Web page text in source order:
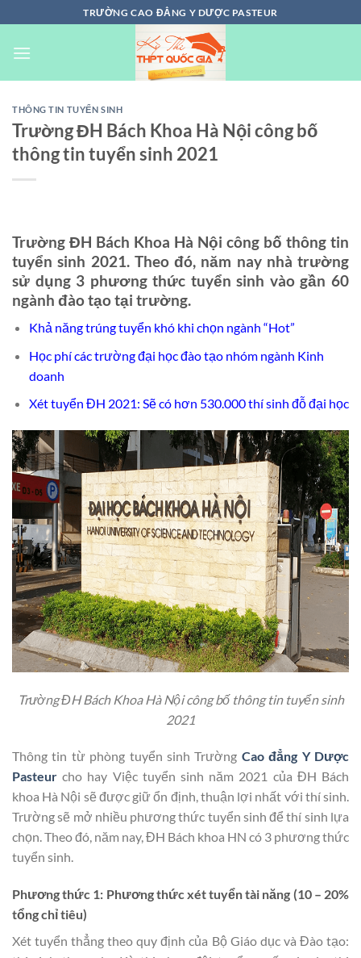
đến
nội
TRƯỜNG CAO ĐẲNG Y DƯỢC PASTEUR
THÔNG TIN TUYỂN SINH
Trường ĐH Bách Khoa Hà Nội công bố
thông tin tuyển sinh 2021
Trường ĐH Bách Khoa Hà Nội công bố thông tin
tuyển sinh 2021. Theo đó, năm nay nhà trường
sử dụng 3 phương thức tuyển sinh vào gần 60
ngành đào tạo tại trường.
Khả năng trúng tuyển khó khi chọn ngành “Hot”
Học phí các trường đại học đào tạo nhóm ngành Kinh
doanh
Xét tuyển ĐH 2021: Sẽ có hơn 530.000 thí sinh đỗ đại học
Trường ĐH Bách Khoa Hà Nội công bố thông tin tuyển sinh
2021
Thông tin từ phòng tuyển sinh Trường Cao đẳng Y Dược
Pasteur cho hay Việc tuyển sinh năm 2021 của ĐH Bách
khoa Hà Nội sẽ được giữ ổn định, thuận lợi nhất với thí sinh.
Trường sẽ mở nhiều phương thức tuyển sinh để thí sinh lựa
chọn. Theo đó, năm nay, ĐH Bách khoa HN có 3 phương thức
tuyển sinh.
Phương thức 1: Phương thức xét tuyển tài năng (10 – 20%
tổng chỉ tiêu)
Xét tuyển thẳng theo quy định của Bộ Giáo dục và Đào tạo: